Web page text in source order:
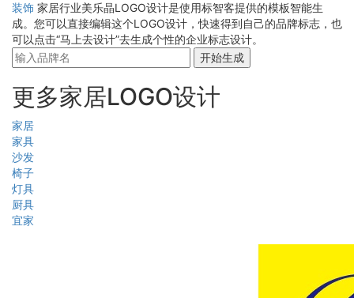
装饰 家居行业美乐晶LOGO设计是使用标智客提供的模板智能生
成。您可以直接编辑这个LOGO设计，快速得到自己的品牌标志，也
可以点击“马上去设计”去生成个性的企业标志设计。
开始生成
更多家居LOGO设计
家居
家具
沙发
椅子
灯具
厨具
宜家